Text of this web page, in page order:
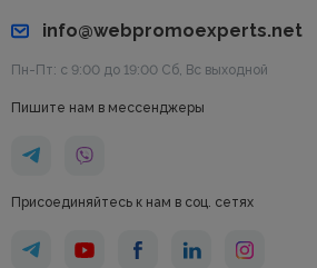
info@webpromoexperts.net
Пн-Пт: с 9:00 до 19:00 Cб, Вс выходной
Пишите нам в мессенджеры
Присоединяйтесь к нам в соц. сетях